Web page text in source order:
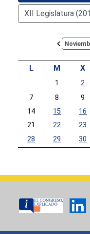
Calendar io de
L M X
1 2
7
8 9
14
15 16
21
22 23
28
29 30